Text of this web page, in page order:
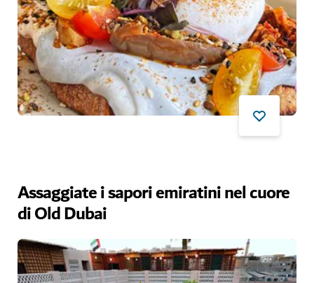
Assaggiate i sapori emiratini nel cuore
di Old Dubai